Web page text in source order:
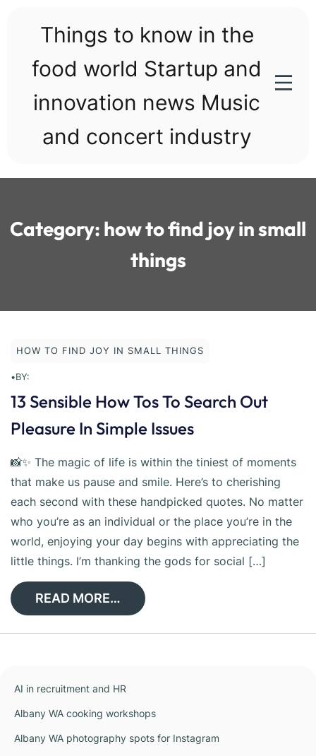
Things to know in the
food world Startup and
innovation news Music
and concert industry
Category: how to find joy in small
things
HOW TO FIND JOY IN SMALL THINGS
•BY:
13 Sensible How Tos To Search Out
Pleasure In Simple Issues
📸✨ The magic of life is within the tiniest of moments
that make us pause and smile. Here’s to cherishing
each second with these handpicked quotes. No matter
who you’re as an individual or the place you’re in the
world, enjoying your day begins with appreciating the
little things. I’m thanking the gods for social […]
READ MORE…
AI in recruitment and HR
Albany WA cooking workshops
Albany WA photography spots for Instagram